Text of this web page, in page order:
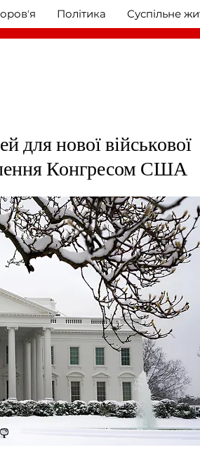
Політика Суспільне
для нової військової
Конгресом США